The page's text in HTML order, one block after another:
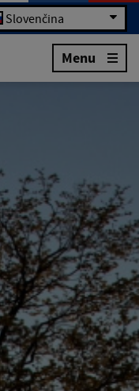
Slovenčina
Menu